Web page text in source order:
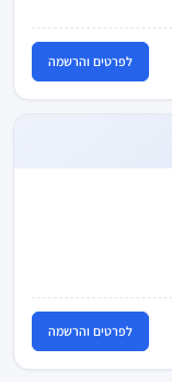
לפרטים והרשמה
לפרטים והרשמה